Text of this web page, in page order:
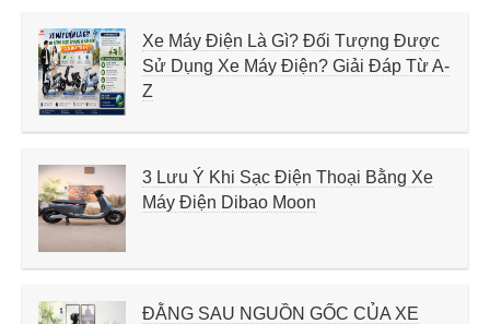
Xe Máy Điện Là Gì? Đối Tượng Được
Sử Dụng Xe Máy Điện? Giải Đáp Từ A-
Z
3 Lưu Ý Khi Sạc Điện Thoại Bằng Xe
Máy Điện Dibao Moon
ĐẰNG SAU NGUỒN GỐC CỦA XE